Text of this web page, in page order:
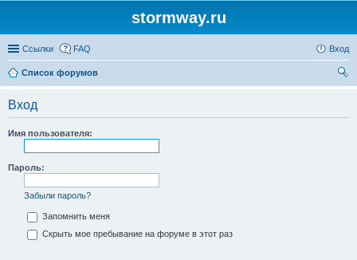
stormway.ru
Ссылки FAQ Вход
Список форумов
Вход
Имя пользователя:
Пароль:
Забыли пароль?
Запомнить меня
Скрыть мое пребывание на форуме в этот раз